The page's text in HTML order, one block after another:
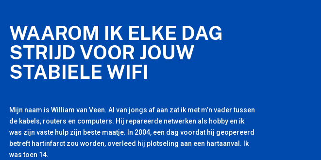
WAAROM IK ELKE DAG
STRIJD VOOR JOUW
STABIELE WIFI
Mijn naam is William van Veen. Al van jongs af aan zat ik met m’n vader tussen
de kabels, routers en computers. Hij repareerde netwerken als hobby en ik
was zijn vaste hulp zijn beste maatje. In 2004, een dag voordat hij geopereerd
betreft hartinfarct zou worden, overleed hij plotseling aan een hartaanval. Ik
was toen 14.